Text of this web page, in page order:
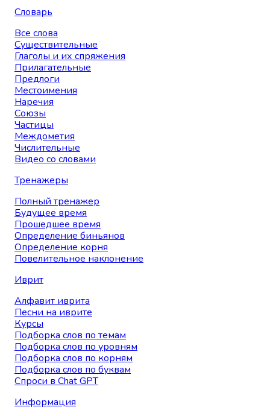
Словарь
Все слова
Существительные
Глаголы и их спряжения
Прилагательные
Предлоги
Местоимения
Наречия
Союзы
Частицы
Междометия
Числительные
Видео со словами
Тренажеры
Полный тренажер
Будущее время
Прошедшее время
Определение биньянов
Определение корня
Повелительное наклонение
Иврит
Алфавит иврита
Песни на иврите
Курсы
Подборка слов по темам
Подборка слов по уровням
Подборка слов по корням
Подборка слов по буквам
Спроси в Chat GPT
Информация